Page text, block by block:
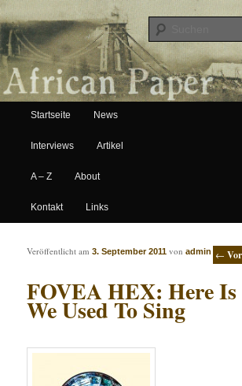
African Paper
Hauptmenü
Zum Inhalt wechseln
Zum sekundären Inhalt wechseln
Startseite News
Interviews Artikel
A – Z About
Kontakt Links
Artikelnavigation ←
FOVEA HEX: Here Is
We Used To Sing
Veröffentlicht am3. September 2011 vonadmin